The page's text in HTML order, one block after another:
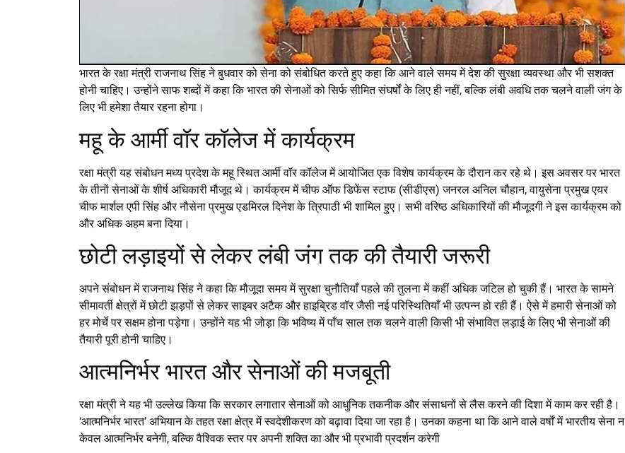
भारत के रक्षा मंत्री राजनाथ सिंह ने बुधवार को सेना को संबोधित करते हुए कहा कि आने वाले समय में देश की सुरक्षा व्यवस्था और भी सशक्त
होनी चाहिए। उन्होंने साफ शब्दों में कहा कि भारत की सेनाओं को सिर्फ सीमित संघर्षों के लिए ही नहीं, बल्कि लंबी अवधि तक चलने वाली जंग के
लिए भी हमेशा तैयार रहना होगा।
महू के आर्मी वॉर कॉलेज में कार्यक्रम
रक्षा मंत्री यह संबोधन मध्य प्रदेश के महू स्थित आर्मी वॉर कॉलेज में आयोजित एक विशेष कार्यक्रम के दौरान कर रहे थे। इस अवसर पर भारत
के तीनों सेनाओं के शीर्ष अधिकारी मौजूद थे। कार्यक्रम में चीफ ऑफ डिफेंस स्टाफ (सीडीएस) जनरल अनिल चौहान, वायुसेना प्रमुख एयर
चीफ मार्शल एपी सिंह और नौसेना प्रमुख एडमिरल दिनेश के त्रिपाठी भी शामिल हुए। सभी वरिष्ठ अधिकारियों की मौजूदगी ने इस कार्यक्रम को
और अधिक अहम बना दिया।
छोटी लड़ाइयों से लेकर लंबी जंग तक की तैयारी जरूरी
अपने संबोधन में राजनाथ सिंह ने कहा कि मौजूदा समय में सुरक्षा चुनौतियाँ पहले की तुलना में कहीं अधिक जटिल हो चुकी हैं। भारत के सामने
सीमावर्ती क्षेत्रों में छोटी झड़पों से लेकर साइबर अटैक और हाइब्रिड वॉर जैसी नई परिस्थितियाँ भी उत्पन्न हो रही हैं। ऐसे में हमारी सेनाओं को
हर मोर्चे पर सक्षम होना पड़ेगा। उन्होंने यह भी जोड़ा कि भविष्य में पाँच साल तक चलने वाली किसी भी संभावित लड़ाई के लिए भी सेनाओं की
तैयारी पूरी होनी चाहिए।
आत्मनिर्भर भारत और सेनाओं की मजबूती
रक्षा मंत्री ने यह भी उल्लेख किया कि सरकार लगातार सेनाओं को आधुनिक तकनीक और संसाधनों से लैस करने की दिशा में काम कर रही है।
‘आत्मनिर्भर भारत’ अभियान के तहत रक्षा क्षेत्र में स्वदेशीकरण को बढ़ावा दिया जा रहा है। उनका कहना था कि आने वाले वर्षों में भारतीय सेना न
केवल आत्मनिर्भर बनेगी, बल्कि वैश्विक स्तर पर अपनी शक्ति का और भी प्रभावी प्रदर्शन करेगी